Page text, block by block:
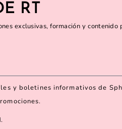
RT
exclusivas, formación y
y boletines informativos de
.